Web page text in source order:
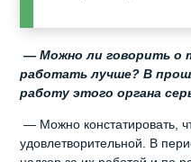
— Можно ли говорить о
работать лучше? В
работу этого органа
— Можно констатировать,
удовлетворительной. В